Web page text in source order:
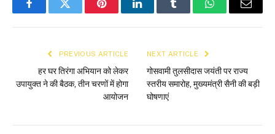
FacebookTwitter PinterestLinkedInTumblr WhatsAppEmail
PREVIOUS ARTICLE
हर घर तिरंगा अभियान को लेकर
उपायुक्त ने की बैठक, तीन चरणों में होगा
आयोजन
NEXT ARTICLE
गोसवामी तुलसीदास जयंती पर राज्य
स्तरीय समारोह, मुख्यमंत्री सैनी की बड़ी
घोषणाएं